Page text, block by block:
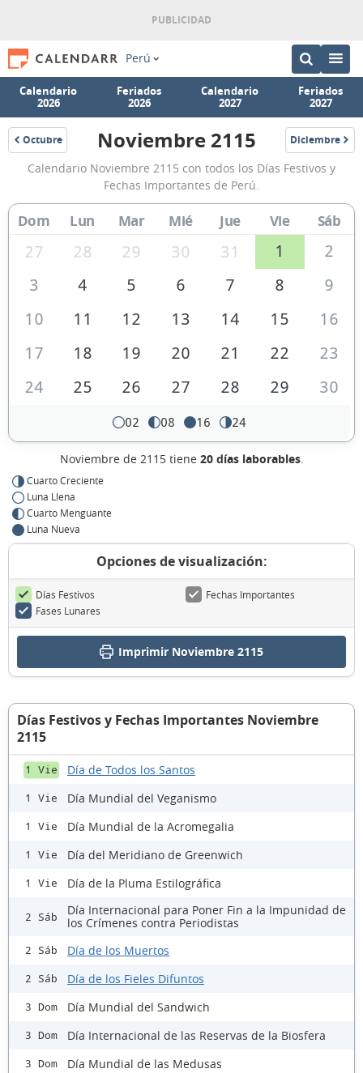
Perú
Calendario
2026
Feriados
2026
Calendario
2027
Feriados
2027
Octubre
2115
Calendario
Noviembre
2115
de
Perú
Noviembre 2115 Diciembre
2115
Calendario Noviembre 2115 con todos los Días Festivos y
Fechas Importantes de Perú.
Dom Lun Mar Mié Jue Vie Sáb
27 28 29 30 31 1
2
3
4 5 6 7 8
9
10
11 12 13 14 15
16
17
18 19 20 21 22
23
24
25 26 27 28 29 30
02 08 16 24
Noviembre de 2115 tiene 20 días laborables.
Cuarto Creciente
Luna Llena
Cuarto Menguante
Luna Nueva
Opciones de visualización:
Días Festivos
Fechas Importantes
Fases Lunares
Imprimir Noviembre 2115
Días Festivos y Fechas Importantes Noviembre
2115
1 Vie Día de Todos los Santos
1 Vie Día Mundial del Veganismo
1 Vie Día Mundial de la Acromegalia
1 Vie Día del Meridiano de Greenwich
1 Vie Día de la Pluma Estilográfica
2 Sáb
Día Internacional para Poner Fin a la Impunidad de
los Crímenes contra Periodistas
2 Sáb Día de los Muertos
2 Sáb Día de los Fieles Difuntos
3 Dom Día Mundial del Sandwich
3 Dom Día Internacional de las Reservas de la Biosfera
3 Dom Día Mundial de las Medusas